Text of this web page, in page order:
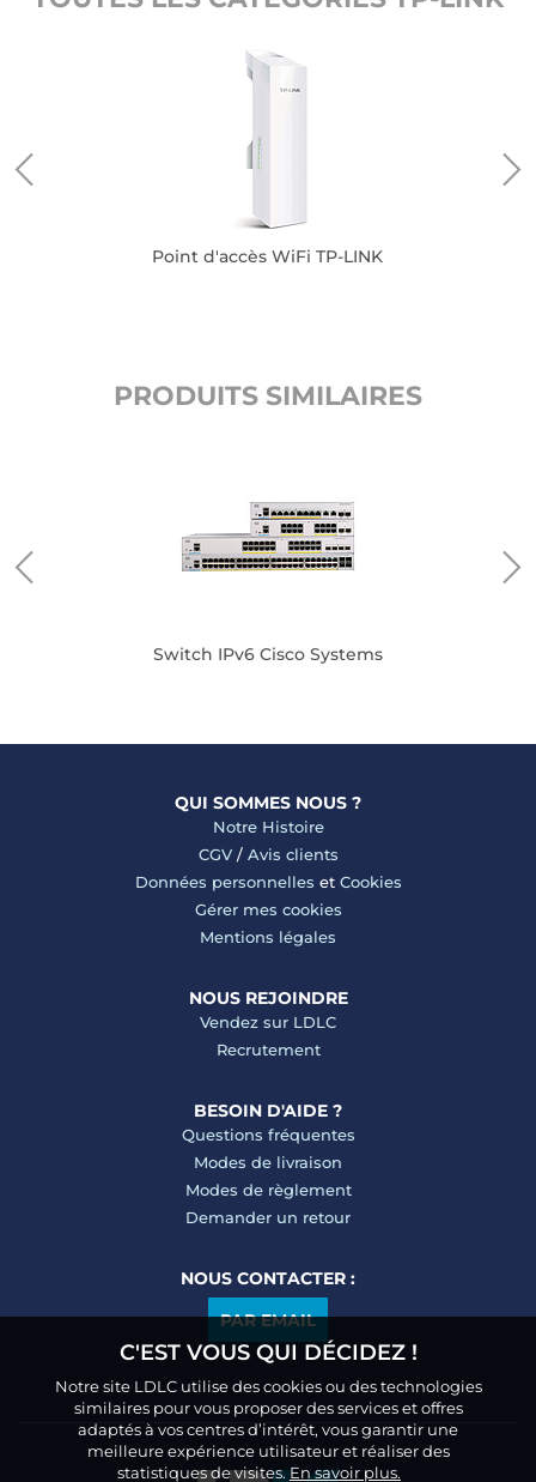
Point d'accès WiFi TP-LINK
PRODUITS SIMILAIRES
Switch IPv6 Cisco Systems
QUI SOMMES NOUS ?
Notre Histoire
CGV/ Avis clients
Données personnelles et Cookies
Gérer mes cookies
Mentions légales
NOUS REJOINDRE
Vendez sur LDLC
Recrutement
BESOIN D'AIDE ?
Questions fréquentes
Modes de livraison
Modes de règlement
Demander un retour
NOUS CONTACTER :
PAR EMAIL
C'EST VOUS QUI DÉCIDEZ !
Notre site LDLC utilise des cookies ou des technologies
similaires pour vous proposer des services et offres
adaptés à vos centres d’intérêt, vous garantir une
meilleure expérience utilisateur et réaliser des
statistiques de visites.En savoir plus.